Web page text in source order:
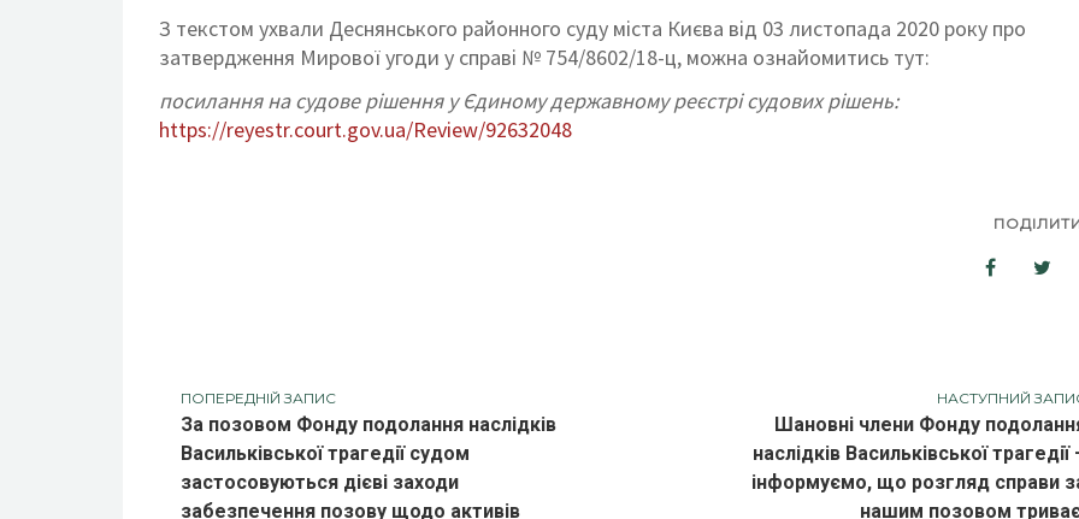
З текстом ухвали Деснянського районного суду міста Києва від 03 листопада 2020 року про
затвердження Мирової угоди у справі № 754/8602/18-ц, можна ознайомитись тут:
посилання на судове рішення у Єдиному державному реєстрі судових рішень:
https://reyestr.court.gov.ua/Review/92632048
ПОПЕРЕДНІЙ ЗАПИС
За позовом Фонду подолання наслідків
Васильківської трагедії судом
застосовуються дієві заходи
забезпечення позову щодо активів
НАСТУПНИЙ
Шановні члени Фонду
наслідків Васильківської трагедії
інформуємо, що розгляд справи
нашим позовом